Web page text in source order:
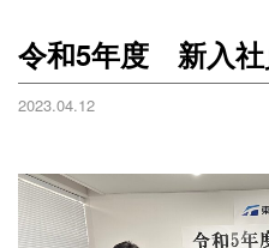
令和5年度 新入社
2023.04.12